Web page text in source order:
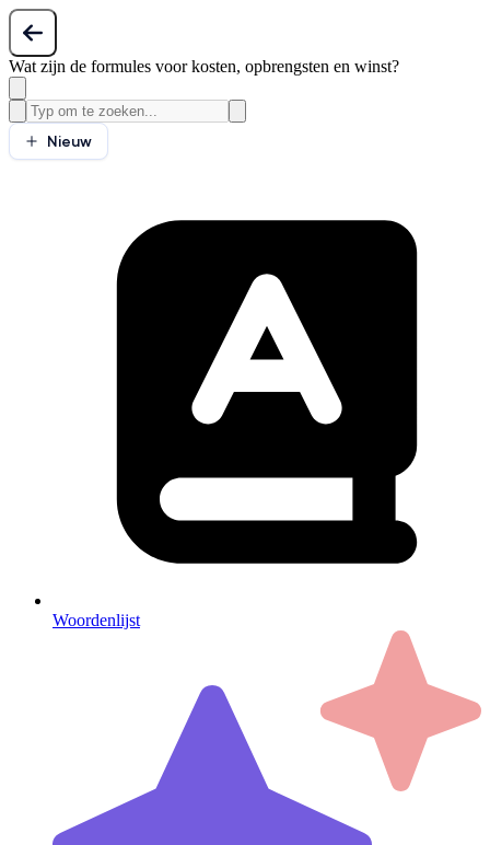
Wat zijn de formules voor kosten, opbrengsten en winst?
Nieuw
Woordenlijst